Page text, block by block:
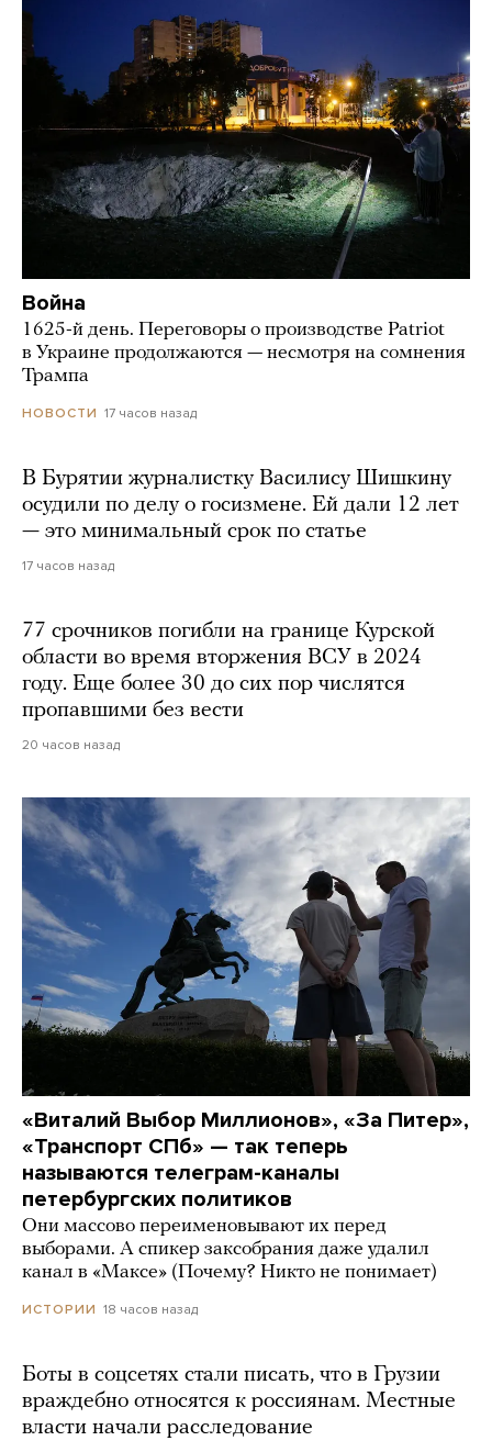
Война
1625-й день. Переговоры о производстве Patriot
в Украине продолжаются — несмотря на сомнения
Трампа
НОВОСТИ 17 часов назад
В Бурятии журналистку Василису Шишкину
осудили по делу о госизмене. Ей дали 12 лет
— это минимальный срок по статье
17 часов назад
77 срочников погибли на границе Курской
области во время вторжения ВСУ в 2024
году. Еще более 30 до сих пор числятся
пропавшими без вести
20 часов назад
«Виталий Выбор Миллионов», «За Питер»,
«Транспорт СПб» — так теперь
называются телеграм-каналы
петербургских политиков
Они массово переименовывают их перед
выборами. А спикер заксобрания даже удалил
канал в «Максе» (Почему? Никто не понимает)
ИСТОРИИ 18 часов назад
Боты в соцсетях стали писать, что в Грузии
враждебно относятся к россиянам. Местные
власти начали расследование